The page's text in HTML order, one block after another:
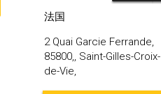
法国
2 Quai Garcie Ferrande,
85800,, Saint-Gilles-Croix-
de-Vie,